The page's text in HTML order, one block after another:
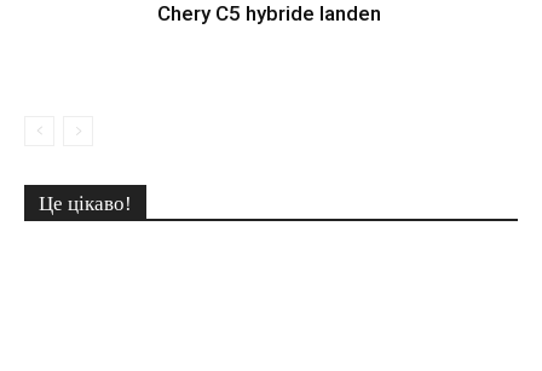
Chery C5 hybride landen
Це цікаво!